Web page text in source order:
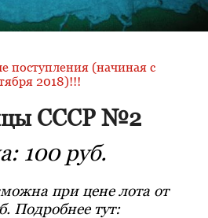
поступления (начиная с
2018)!!!
СССР №2
100 руб.
при цене лота от
Подробнее тут: